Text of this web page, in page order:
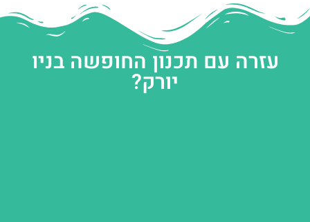
עזרה עם תכנון החופשה בניו
יורק?